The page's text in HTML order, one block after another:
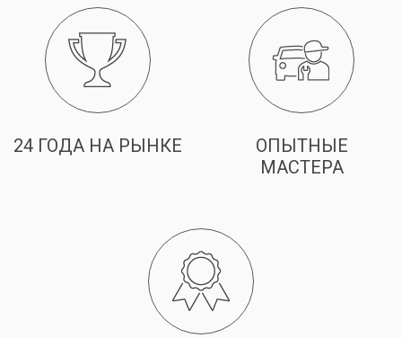
24 ГОДА НА РЫНКЕ
ОПЫТНЫЕ
МАСТЕРА